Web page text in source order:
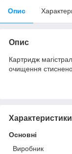
Опис
Опис
Картридж
очищення
Характеристики
Основні
Виробник